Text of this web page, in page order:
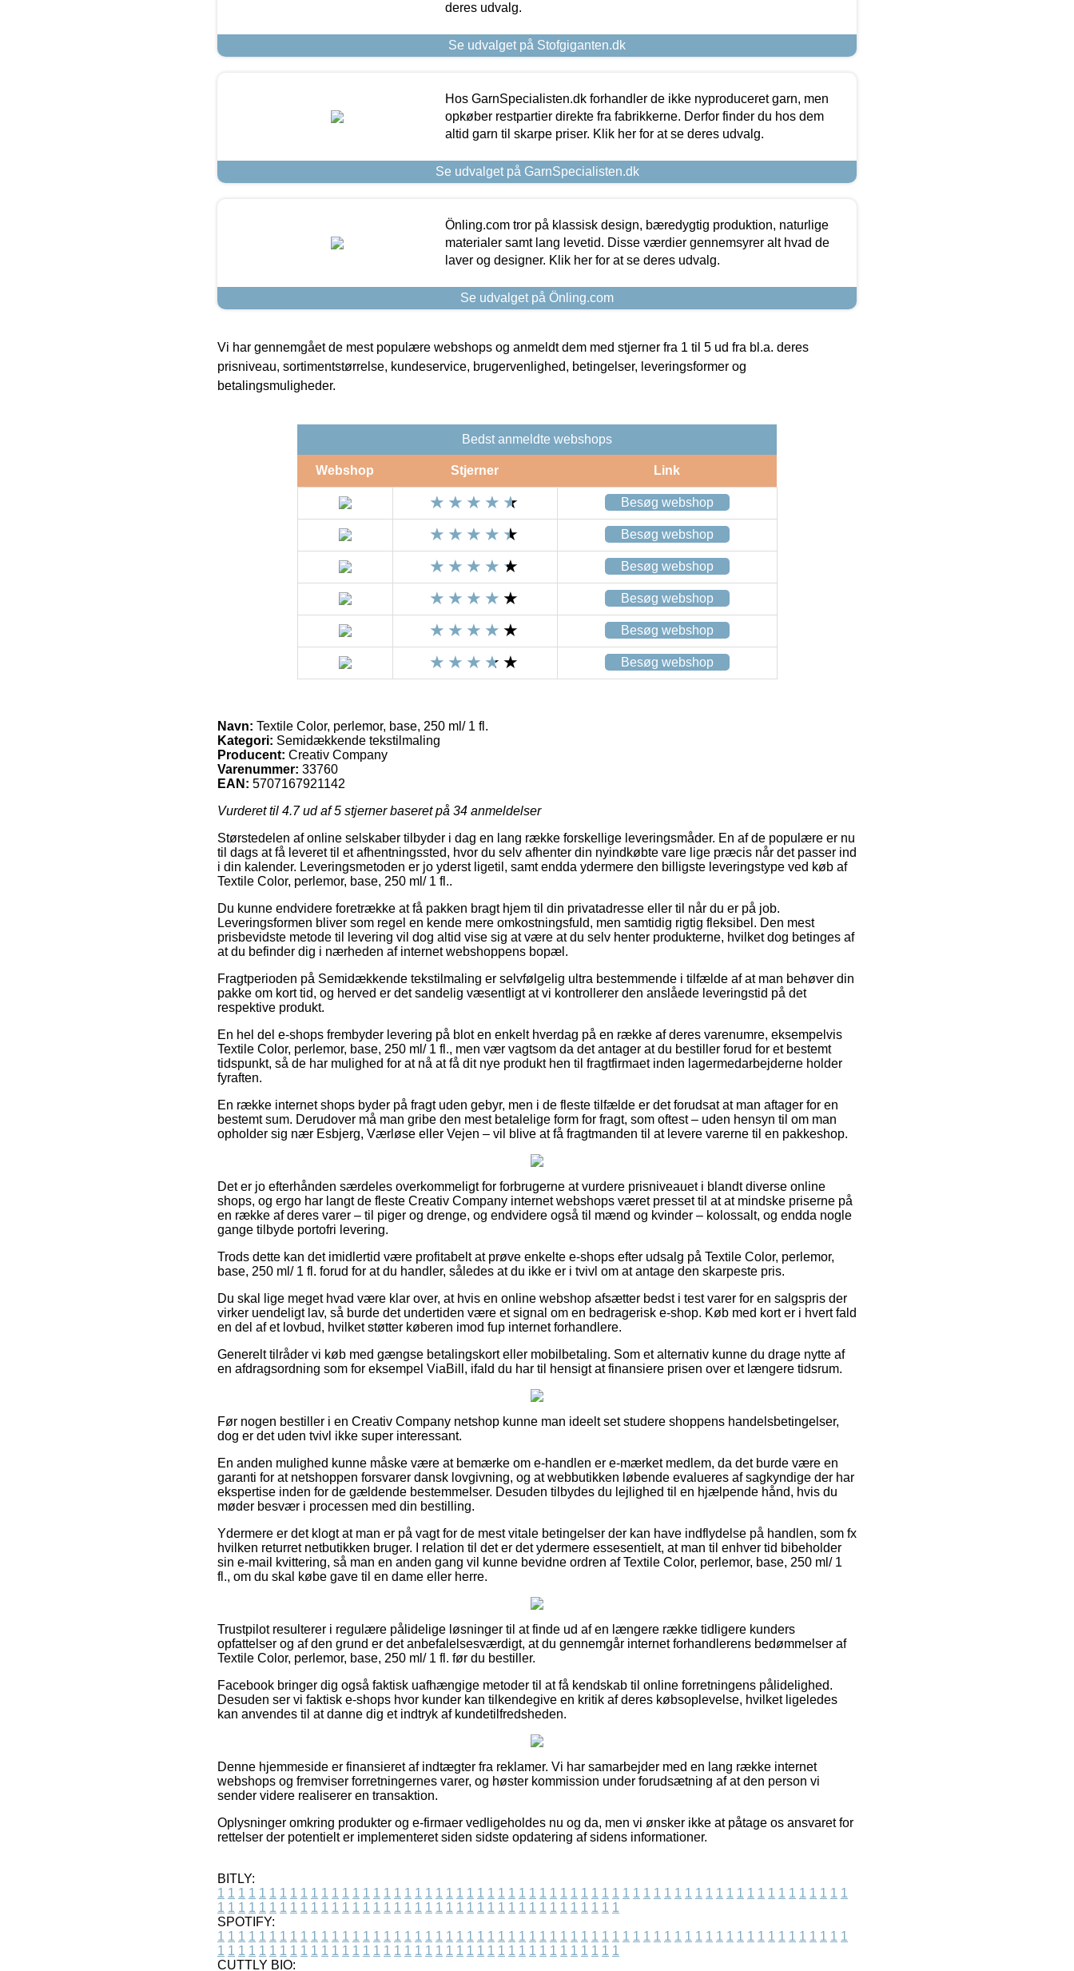
deres udvalg.
Se udvalget på Stofgiganten.dk
Hos GarnSpecialisten.dk forhandler de ikke nyproduceret garn, men
opkøber restpartier direkte fra fabrikkerne. Derfor finder du hos dem
altid garn til skarpe priser. Klik her for at se deres udvalg.
Se udvalget på GarnSpecialisten.dk
Önling.com tror på klassisk design, bæredygtig produktion, naturlige
materialer samt lang levetid. Disse værdier gennemsyrer alt hvad de
laver og designer. Klik her for at se deres udvalg.
Se udvalget på Önling.com
Vi har gennemgået de mest populære webshops og anmeldt dem med stjerner fra 1 til 5 ud fra bl.a. deres
prisniveau, sortimentstørrelse, kundeservice, brugervenlighed, betingelser, leveringsformer og
betalingsmuligheder.
Bedst anmeldte webshops
Webshop Stjerner Link
Besøg webshop
Besøg webshop
Besøg webshop
Besøg webshop
Besøg webshop
Besøg webshop
Navn: Textile Color, perlemor, base, 250 ml/ 1 fl.
Kategori: Semidækkende tekstilmaling
Producent: Creativ Company
Varenummer: 33760
EAN: 5707167921142
Vurderet til 4.7ud af 5 stjerner baseret på 34 anmeldelser
Størstedelen af online selskaber tilbyder i dag en lang række forskellige leveringsmåder. En af de populære er nu
til dags at få leveret til et afhentningssted, hvor du selv afhenter din nyindkøbte vare lige præcis når det passer ind
i din kalender. Leveringsmetoden er jo yderst ligetil, samt endda ydermere den billigste leveringstype ved køb af
Textile Color, perlemor, base, 250 ml/ 1 fl..
Du kunne endvidere foretrække at få pakken bragt hjem til din privatadresse eller til når du er på job.
Leveringsformen bliver som regel en kende mere omkostningsfuld, men samtidig rigtig fleksibel. Den mest
prisbevidste metode til levering vil dog altid vise sig at være at du selv henter produkterne, hvilket dog betinges af
at du befinder dig i nærheden af internet webshoppens bopæl.
Fragtperioden på Semidækkende tekstilmaling er selvfølgelig ultra bestemmende i tilfælde af at man behøver din
pakke om kort tid, og herved er det sandelig væsentligt at vi kontrollerer den anslåede leveringstid på det
respektive produkt.
En hel del e-shops frembyder levering på blot en enkelt hverdag på en række af deres varenumre, eksempelvis
Textile Color, perlemor, base, 250 ml/ 1 fl., men vær vagtsom da det antager at du bestiller forud for et bestemt
tidspunkt, så de har mulighed for at nå at få dit nye produkt hen til fragtfirmaet inden lagermedarbejderne holder
fyraften.
En række internet shops byder på fragt uden gebyr, men i de fleste tilfælde er det forudsat at man aftager for en
bestemt sum. Derudover må man gribe den mest betalelige form for fragt, som oftest – uden hensyn til om man
opholder sig nær Esbjerg, Værløse eller Vejen – vil blive at få fragtmanden til at levere varerne til en pakkeshop.
Det er jo efterhånden særdeles overkommeligt for forbrugerne at vurdere prisniveauet i blandt diverse online
shops, og ergo har langt de fleste Creativ Company internet webshops været presset til at at mindske priserne på
en række af deres varer – til piger og drenge, og endvidere også til mænd og kvinder – kolossalt, og endda nogle
gange tilbyde portofri levering.
Trods dette kan det imidlertid være profitabelt at prøve enkelte e-shops efter udsalg på Textile Color, perlemor,
base, 250 ml/ 1 fl. forud for at du handler, således at du ikke er i tvivl om at antage den skarpeste pris.
Du skal lige meget hvad være klar over, at hvis en online webshop afsætter bedst i test varer for en salgspris der
virker uendeligt lav, så burde det undertiden være et signal om en bedragerisk e-shop. Køb med kort er i hvert fald
en del af et lovbud, hvilket støtter køberen imod fup internet forhandlere.
Generelt tilråder vi køb med gængse betalingskort eller mobilbetaling. Som et alternativ kunne du drage nytte af
en afdragsordning som for eksempel ViaBill, ifald du har til hensigt at finansiere prisen over et længere tidsrum.
Før nogen bestiller i en Creativ Company netshop kunne man ideelt set studere shoppens handelsbetingelser,
dog er det uden tvivl ikke super interessant.
En anden mulighed kunne måske være at bemærke om e-handlen er e-mærket medlem, da det burde være en
garanti for at netshoppen forsvarer dansk lovgivning, og at webbutikken løbende evalueres af sagkyndige der har
ekspertise inden for de gældende bestemmelser. Desuden tilbydes du lejlighed til en hjælpende hånd, hvis du
møder besvær i processen med din bestilling.
Ydermere er det klogt at man er på vagt for de mest vitale betingelser der kan have indflydelse på handlen, som fx
hvilken returret netbutikken bruger. I relation til det er det ydermere essesentielt, at man til enhver tid bibeholder
sin e-mail kvittering, så man en anden gang vil kunne bevidne ordren af Textile Color, perlemor, base, 250 ml/ 1
fl., om du skal købe gave til en dame eller herre.
Trustpilot resulterer i regulære pålidelige løsninger til at finde ud af en længere række tidligere kunders
opfattelser og af den grund er det anbefalelsesværdigt, at du gennemgår internet forhandlerens bedømmelser af
Textile Color, perlemor, base, 250 ml/ 1 fl. før du bestiller.
Facebook bringer dig også faktisk uafhængige metoder til at få kendskab til online forretningens pålidelighed.
Desuden ser vi faktisk e-shops hvor kunder kan tilkendegive en kritik af deres købsoplevelse, hvilket ligeledes
kan anvendes til at danne dig et indtryk af kundetilfredsheden.
Denne hjemmeside er finansieret af indtægter fra reklamer. Vi har samarbejder med en lang række internet
webshops og fremviser forretningernes varer, og høster kommission under forudsætning af at den person vi
sender videre realiserer en transaktion.
Oplysninger omkring produkter og e-firmaer vedligeholdes nu og da, men vi ønsker ikke at påtage os ansvaret for
rettelser der potentielt er implementeret siden sidste opdatering af sidens informationer.
BITLY:
1 1 1 1 1 1 1 1 1 1 1 1 1 1 1 1 1 1 1 1 1 1 1 1 1 1 1 1 1 1 1 1 1 1 1 1 1 1 1 1 1 1 1 1 1 1 1 1 1 1 1 1 1 1 1 1 1 1 1 1 1
1 1 1 1 1 1 1 1 1 1 1 1 1 1 1 1 1 1 1 1 1 1 1 1 1 1 1 1 1 1 1 1 1 1 1 1 1 1 1
SPOTIFY:
1 1 1 1 1 1 1 1 1 1 1 1 1 1 1 1 1 1 1 1 1 1 1 1 1 1 1 1 1 1 1 1 1 1 1 1 1 1 1 1 1 1 1 1 1 1 1 1 1 1 1 1 1 1 1 1 1 1 1 1 1
1 1 1 1 1 1 1 1 1 1 1 1 1 1 1 1 1 1 1 1 1 1 1 1 1 1 1 1 1 1 1 1 1 1 1 1 1 1 1
CUTTLY BIO: